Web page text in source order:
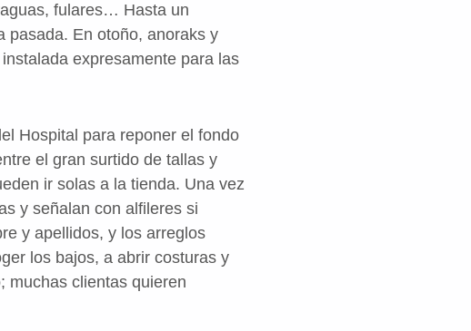
fulares… Hasta un
pasada. En otoño, anoraks y
expresamente para las
Hospital para reponer el fondo
el gran surtido de tallas y
ir solas a la tienda. Una vez
y señalan con alfileres si
y apellidos, y los arreglos
los bajos, a abrir costuras y
muchas clientas quieren